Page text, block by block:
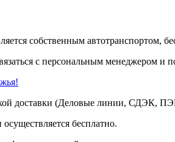
собственным автотранспортом,
с персональным менеджером и
доставки (Деловые линии, СДЭК,
бесплатно.